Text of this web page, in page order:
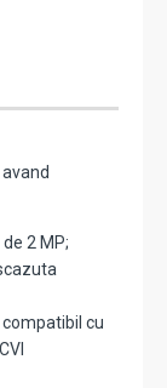
2 MP;
cu